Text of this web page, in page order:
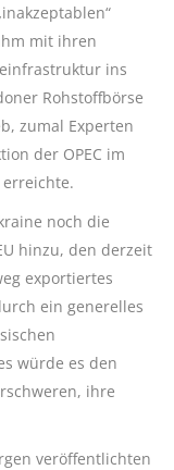
mit ihren
ins
Rohstoffbörse
zumal Experten
der OPEC im
noch die
hinzu, den derzeit
exportiertes
ein generelles
würde es den
ihre
veröffentlichten